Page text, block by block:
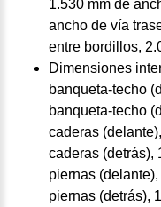
1.530 mm de
ancho de vía
entre bordillos,
Dimensiones
banqueta-techo
banqueta-techo
caderas
caderas (detrás),
piernas
piernas (detrás),